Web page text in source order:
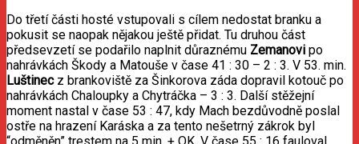
Do třetí části hosté vstupovali s cílem nedostat branku a
pokusit se naopak nějakou ještě přidat. Tu druhou část
předsevzetí se podařilo naplnit důraznému Zemanovi po
nahrávkách Škody a Matouše v čase 41 : 30 – 2 : 3. V 53. min.
Luštinecz brankoviště za Šinkorova záda dopravil kotouč po
nahrávkách Chaloupky a Chytráčka – 3 : 3. Další stěžejní
moment nastal v čase 53 : 47, kdy Mach bezdůvodně poslal
ostře na hrazení Karáska a za tento nešetrný zákrok byl